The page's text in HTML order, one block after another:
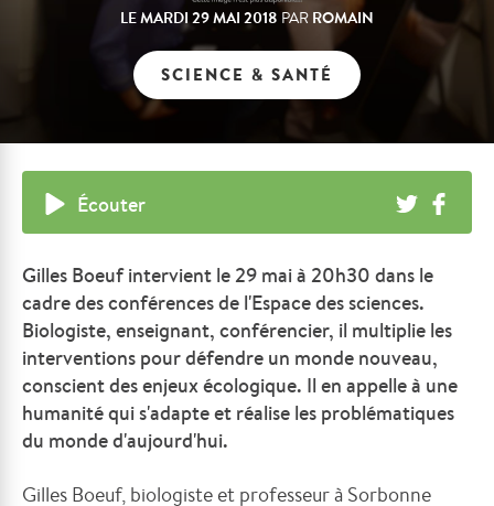
LEMARDI 29 MAI 2018 PAR ROMAIN
SCIENCE & SANTÉ
Écouter
Gilles Boeuf intervient le 29 mai à 20h30 dans le
cadre des conférences de l'Espace des sciences.
Biologiste, enseignant, conférencier, il multiplie les
interventions pour défendre un monde nouveau,
conscient des enjeux écologique. Il en appelle à une
humanité qui s'adapte et réalise les problématiques
du monde d'aujourd'hui.
Gilles Boeuf, biologiste et professeur à Sorbonne